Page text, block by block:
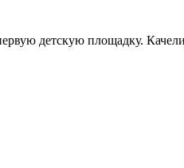
детскую площадку.